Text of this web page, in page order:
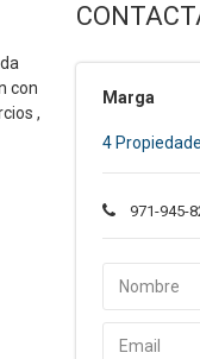
con
,
Marga
4
971-945-